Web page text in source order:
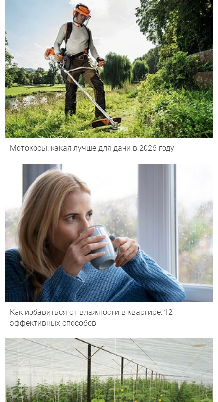
Мотокосы: какая лучше для дачи в 2026 году
Как избавиться от влажности в квартире: 12
эффективных способов